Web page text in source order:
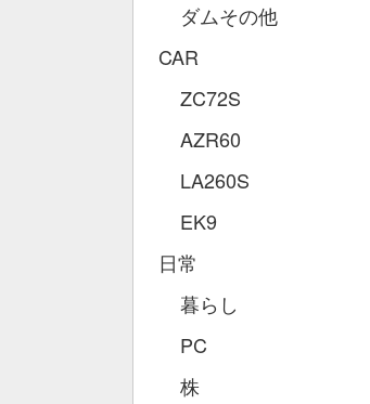
ダムその他
CAR
ZC72S
AZR60
LA260S
EK9
日常
暮らし
PC
株